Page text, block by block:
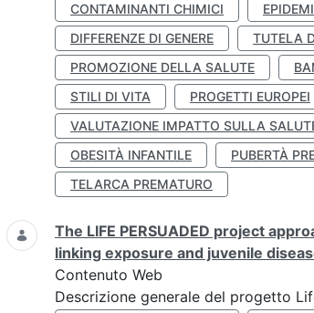
CONTAMINANTI CHIMICI
DIFFERENZE DI GENERE
TUTELA
PROMOZIONE DELLA SALUTE
STILI DI VITA
PROGETTI EUROPEI
VALUTAZIONE IMPATTO SULLA
OBESITÀ INFANTILE
PUBERTÀ
TELARCA PREMATURO
The LIFE PERSUADED project
linking exposure and juvenile
Contenuto Web
Descrizione generale del progetto